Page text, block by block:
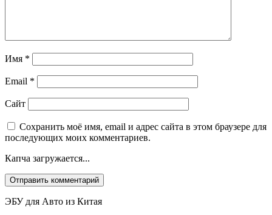
Имя *
Email *
Сайт
Сохранить моё имя, email и адрес сайта в этом браузере для
последующих моих комментариев.
Капча загружается...
ЭБУ для Авто из Китая